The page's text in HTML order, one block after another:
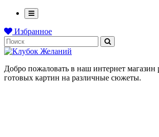
Избранное
Добро пожаловать в наш интернет
готовых картин на различные сюжеты.